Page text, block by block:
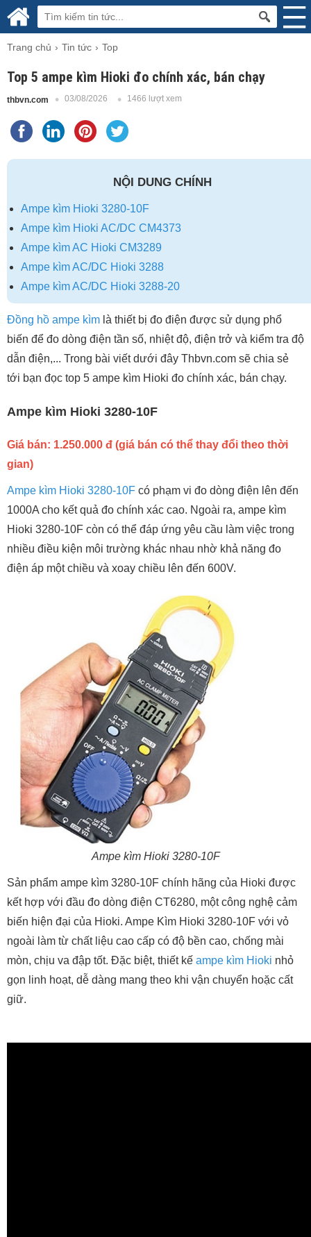
Trang chủ Tin tức Top
Top 5 ampe kìm Hioki đo chính xác, bán chạy
thbvn.com 03/08/2026 1466 lượt xem
NỘI DUNG CHÍNH
Ampe kìm Hioki 3280-10F
Ampe kìm Hioki AC/DC CM4373
Ampe kìm AC Hioki CM3289
Ampe kìm AC/DC Hioki 3288
Ampe kìm AC/DC Hioki 3288-20
Đồng hồ ampe kìm là thiết bị đo điện được sử dụng phổ
biến để đo dòng điện tần số, nhiệt độ, điện trở và kiểm tra độ
dẫn điện,... Trong bài viết dưới đây Thbvn.com sẽ chia sẻ
tới bạn đọc top 5 ampe kìm Hioki đo chính xác, bán chạy.
Ampe kìm Hioki 3280-10F
Giá bán: 1.250.000 đ (giá bán có thể thay đổi theo thời
gian)
Ampe kìm Hioki 3280-10F có phạm vi đo dòng điện lên đến
1000A cho kết quả đo chính xác cao. Ngoài ra, ampe kìm
Hioki 3280-10F còn có thể đáp ứng yêu cầu làm việc trong
nhiều điều kiện môi trường khác nhau nhờ khả năng đo
điện áp một chiều và xoay chiều lên đến 600V.
Ampe kìm Hioki 3280-10F
Sản phẩm ampe kìm 3280-10F chính hãng của Hioki được
kết hợp với đầu đo dòng điện CT6280, một công nghệ cảm
biến hiện đại của Hioki. Ampe Kìm Hioki 3280-10F với vỏ
ngoài làm từ chất liệu cao cấp có độ bền cao, chống mài
mòn, chịu va đập tốt. Đặc biệt, thiết kế ampe kìm Hioki nhỏ
gọn linh hoạt, dễ dàng mang theo khi vận chuyển hoặc cất
giữ.